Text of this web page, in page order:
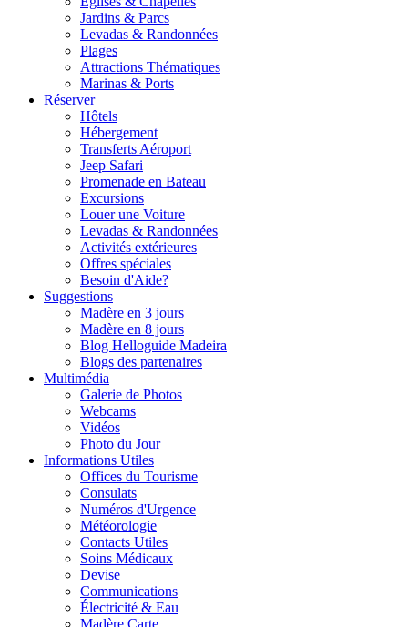
Jardins & Parcs
Levadas & Randonnées
Plages
Attractions Thématiques
Marinas & Ports
Réserver
Hôtels
Hébergement
Transferts Aéroport
Jeep Safari
Promenade en Bateau
Excursions
Louer une Voiture
Levadas & Randonnées
Activités extérieures
Offres spéciales
Besoin d'Aide?
Suggestions
Madère en 3 jours
Madère en 8 jours
Blog Helloguide Madeira
Blogs des partenaires
Multimédia
Galerie de Photos
Webcams
Vidéos
Photo du Jour
Informations Utiles
Offices du Tourisme
Consulats
Numéros d'Urgence
Météorologie
Contacts Utiles
Soins Médicaux
Devise
Communications
Électricité & Eau
Madère Carte